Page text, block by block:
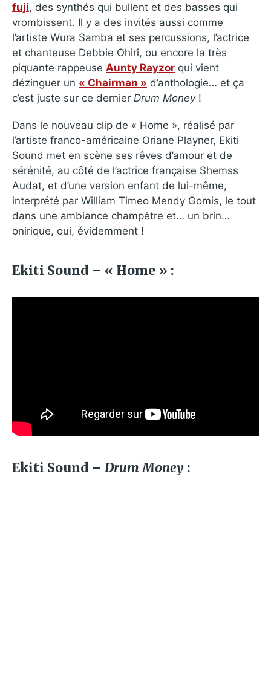
fuji, des synthés qui bullent et des basses qui
vrombissent. Il y a des invités aussi comme
l’artiste Wura Samba et ses percussions, l’actrice
et chanteuse Debbie Ohiri, ou encore la très
piquante rappeuse Aunty Rayzor qui vient
dézinguer un « Chairman » d’anthologie… et ça
c’est juste sur ce dernier Drum Money!
Dans le nouveau clip de « Home », réalisé par
l’artiste franco-américaine Oriane Playner, Ekiti
Sound met en scène ses rêves d’amour et de
sérénité, au côté de l’actrice française Shemss
Audat, et d’une version enfant de lui-même,
interprété par William Timeo Mendy Gomis, le tout
dans une ambiance champêtre et… un brin…
onirique, oui, évidemment !
Ekiti Sound – « Home » :
Ekiti Sound –Drum Money :